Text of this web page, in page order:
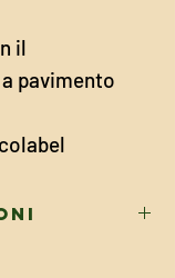
il
pavimento